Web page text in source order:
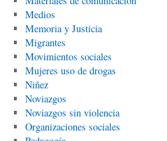
Medios
Memoria y Justicia
Migrantes
Movimientos sociales
Mujeres uso de drogas
Niñez
Noviazgos
Noviazgos sin violencia
Organizaciones sociales